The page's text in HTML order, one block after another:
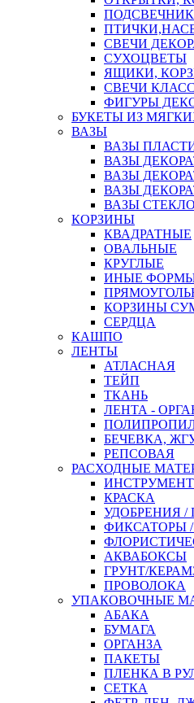
СВЕЧИ
СУХОЦВЕТЫ
ЯЩИКИ,
СВЕЧИ
ФИГУРЫ
БУКЕТЫ ИЗ
ВАЗЫ
ВАЗЫ
ВАЗЫ
ВАЗЫ
ВАЗЫ
ВАЗЫ
КОРЗИНЫ
КВАДРАТНЫЕ
ОВАЛЬНЫЕ
КРУГЛЫЕ
ИНЫЕ
КОРЗИНЫ
СЕРДЦА
КАШПО
ЛЕНТЫ
АТЛАСНАЯ
ТЕЙП
ТКАНЬ
ЛЕНТА -
БЕЧЕВКА,
РЕПСОВАЯ
РАСХОДНЫЕ
КРАСКА
УДОБРЕНИЯ
ФИКСАТОРЫ
АКВАБОКСЫ
ГРУНТ/
ПРОВОЛОКА
УПАКОВОЧНЫЕ
АБАКА
БУМАГА
ОРГАНЗА
ПАКЕТЫ
ПЛЕНКА В
СЕТКА